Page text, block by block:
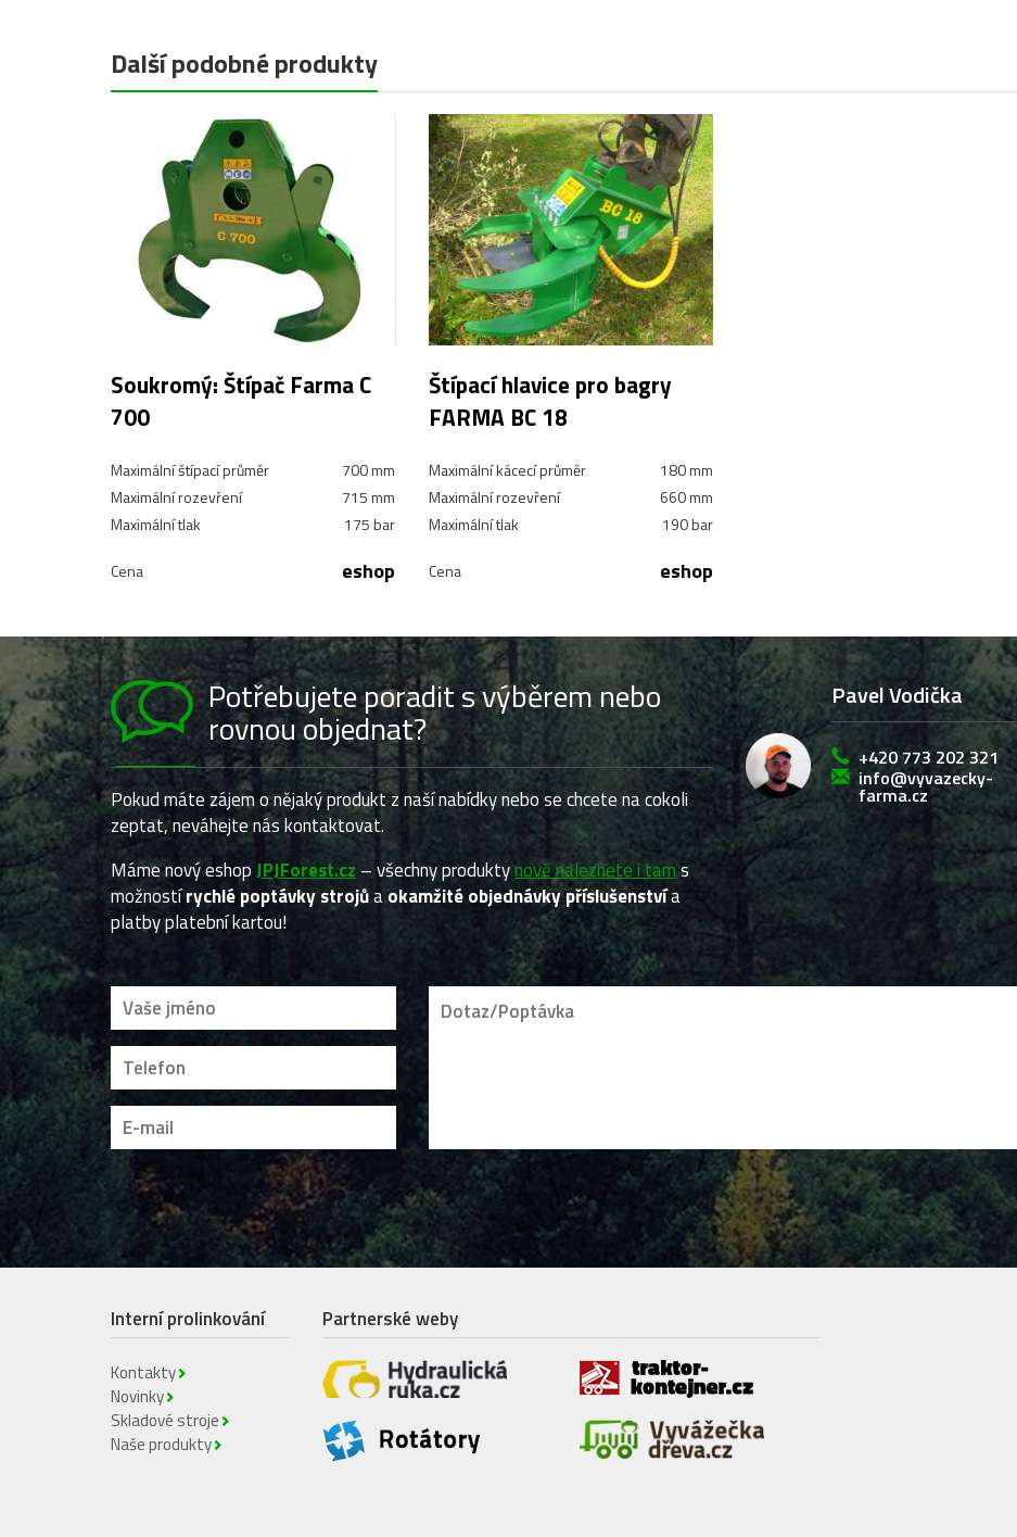
Další podobné produkty
Soukromý: Štípač Farma C
700
Maximální štípací průměr
700 mm
Maximální rozevření
715 mm
Maximální tlak
175 bar
Cena eshop
Štípací hlavice pro bagry
FARMA BC 18
Maximální kácecí průměr
180 mm
Maximální rozevření
660 mm
Maximální tlak
190 bar
Cena eshop
Potřebujete poradit s výběrem nebo
rovnou objednat?
Pokud máte zájem o nějaký produkt z naší nabídky nebo se chcete na cokoli
zeptat, neváhejte nás kontaktovat.
Máme nový eshopJPJForest.cz – všechny produktynově naleznete i tams
možnostírychlé poptávky strojůaokamžité objednávky příslušenstvía
platby platební kartou!
Pavel Vodička
+420 773 202 321
info@vyvazecky-
farma.cz
Interní prolinkování
Kontakty
Novinky
Skladové stroje
Naše produkty
Partnerské weby